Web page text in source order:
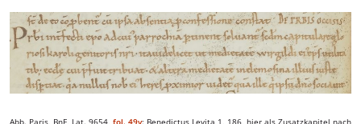
Abb. Paris, BnF, Lat. 9654, fol. 49v: Benedictus Levita 1, 186, hier als Zusatzkapitel nach